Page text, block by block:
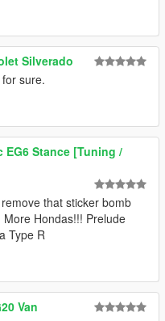
Silverado
sure.
EG6 Stance [Tuning /
that sticker bomb
Hondas!!! Prelude
Type R
Van